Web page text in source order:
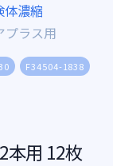
体濃縮
プラス用
F34504-1838
本用 12枚